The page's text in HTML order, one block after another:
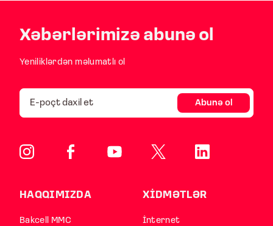
Xəbərlərimizə abunə ol
Yeniliklərdən məlumatlı ol
Abunə ol
HAQQIMIZDA
Bakcell MMC
XİDMƏTLƏR
İnternet